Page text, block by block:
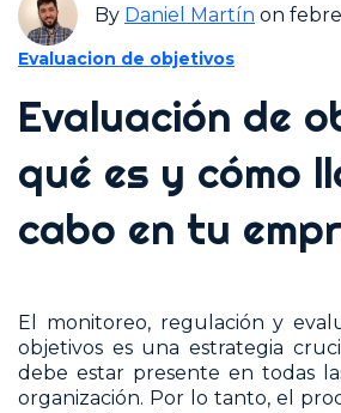
By Daniel Martín on
Evaluacion de objetivos
Evaluación de
qué es y cómo
cabo en tu
El monitoreo, regulación y
objetivos es una estrategia
debe estar presente en todas
organización. Por lo tanto, el